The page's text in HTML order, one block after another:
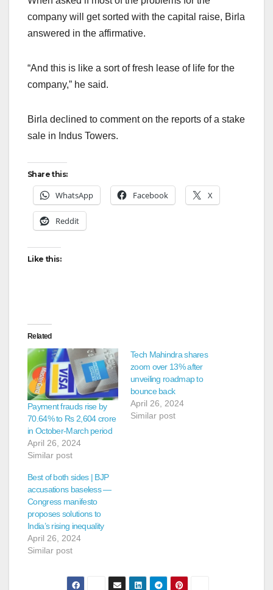
company will get sorted with the capital raise, Birla
answered in the affirmative.
“And this is like a sort of fresh lease of life for the
company,” he said.
Birla declined to comment on the reports of a stake
sale in Indus Towers.
Share this:
WhatsApp Facebook X
Reddit
Like this:
Related
Payment frauds rise by
70.64% to Rs 2,604 crore
in October-March period
April 26, 2024
Similar post
Tech Mahindra shares
zoom over 13% after
unveiling roadmap to
bounce back
April 26, 2024
Similar post
Best of both sides | BJP
accusations baseless —
Congress manifesto
proposes solutions to
India’s rising inequality
April 26, 2024
Similar post